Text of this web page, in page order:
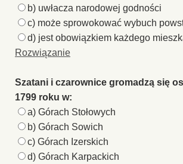
b) uwłacza narodowej godności
c) może sprowokować wybuch
d) jest obowiązkiem każdego
Rozwiązanie
Szatani i czarownice gromadzą się
1799 roku w:
a) Górach Stołowych
b) Górach Sowich
c) Górach Izerskich
d) Górach Karpackich